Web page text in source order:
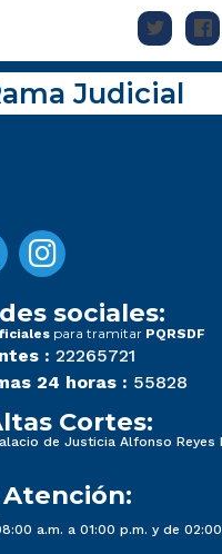
Judicial
sociales:
para tramitar PQRSDF
: 22265721
24 horas : 55828
Cortes:
de Justicia Alfonso Reyes
Atención:
a.m. a 01:00 p.m. y de